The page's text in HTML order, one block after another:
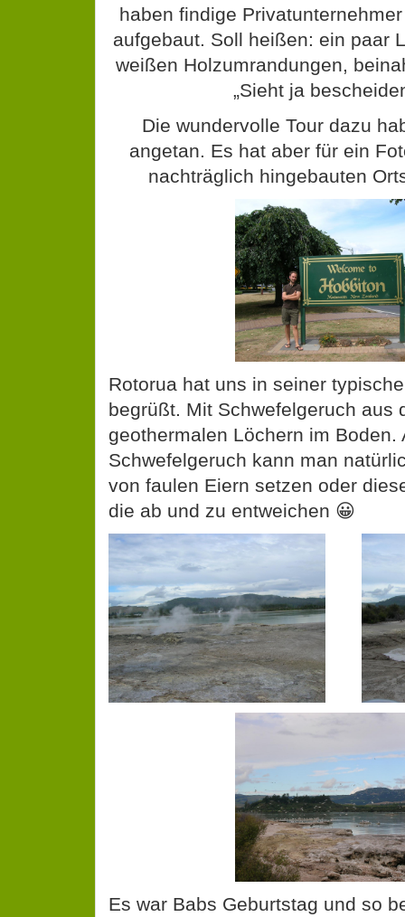
haben findige
aufgebaut. Soll heißen: ein paar
weißen Holzumrandungen,
„Sieht ja
Die wundervolle Tour dazu
angetan. Es hat aber für ein
nachträglich hingebauten
Rotorua hat uns in seiner
begrüßt. Mit Schwefelgeruch aus
geothermalen Löchern im Boden.
Schwefelgeruch kann man
von faulen Eiern setzen oder
die ab und zu entweichen 😀
Es war Babs Geburtstag und so